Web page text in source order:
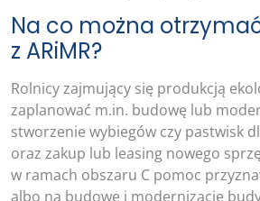
Na co można
z ARiMR?
Rolnicy zajmujący się produkcją
zaplanować m.in. budowę lub
stworzenie wybiegów czy pastwisk
oraz zakup lub leasing nowego
w ramach obszaru C pomoc
albo na budowę i modernizację